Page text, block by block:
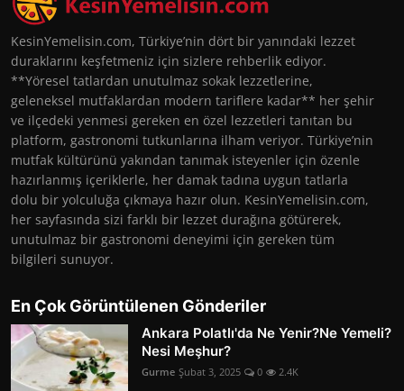
KesinYemelisin.com, Türkiye’nin dört bir yanındaki lezzet
duraklarını keşfetmeniz için sizlere rehberlik ediyor.
**Yöresel tatlardan unutulmaz sokak lezzetlerine,
geleneksel mutfaklardan modern tariflere kadar** her şehir
ve ilçedeki yenmesi gereken en özel lezzetleri tanıtan bu
platform, gastronomi tutkunlarına ilham veriyor. Türkiye’nin
mutfak kültürünü yakından tanımak isteyenler için özenle
hazırlanmış içeriklerle, her damak tadına uygun tatlarla
dolu bir yolculuğa çıkmaya hazır olun. KesinYemelisin.com,
her sayfasında sizi farklı bir lezzet durağına götürerek,
unutulmaz bir gastronomi deneyimi için gereken tüm
bilgileri sunuyor.
En Çok Görüntülenen Gönderiler
Ankara Polatlı'da Ne Yenir?Ne Yemeli?
Nesi Meşhur?
Gurme Şubat 3, 2025 0 2.4K